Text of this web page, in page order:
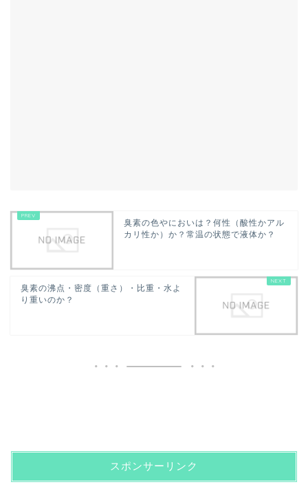
臭素の色やにおいは？何性（酸性かアル
カリ性か）か？常温の状態で液体か？
臭素の沸点・密度（重さ）・比重・水よ
り重いのか？
スポンサーリンク